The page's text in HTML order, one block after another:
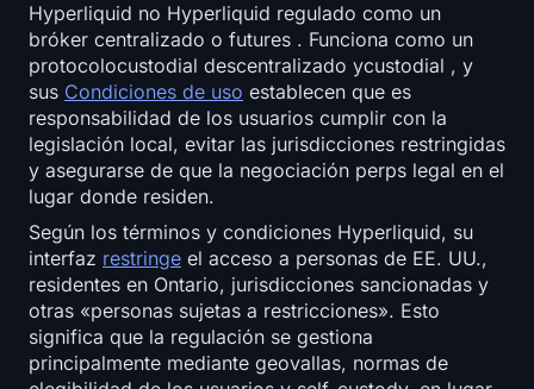
Hyperliquid no Hyperliquid regulado como un
bróker centralizado o futures . Funciona como un
protocolocustodial descentralizado ycustodial , y
sus Condiciones de uso establecen que es
responsabilidad de los usuarios cumplir con la
legislación local, evitar las jurisdicciones restringidas
y asegurarse de que la negociación perps legal en el
lugar donde residen.
Según los términos y condiciones Hyperliquid, su
interfaz restringe el acceso a personas de EE. UU.,
residentes en Ontario, jurisdicciones sancionadas y
otras «personas sujetas a restricciones». Esto
significa que la regulación se gestiona
principalmente mediante geovallas, normas de